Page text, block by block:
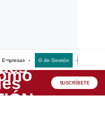
Empresas G de Gestión
SUSCRÍBETE